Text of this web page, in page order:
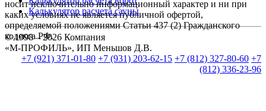
Калькулятор расчета сауны
© 1998 – 2026 Компания
«М-ПРОФИЛЬ», ИП Меньшов Д.В.
+7 (921) 371-01-80 +7 (931) 203-62-15 +7 (812) 327-80-60 +7
(812) 336-23-96
носит исключительно информационный характер и ни при
каких условиях не является публичной офертой,
определяемой положениями Статьи 437 (2) Гражданского
кодекса РФ.